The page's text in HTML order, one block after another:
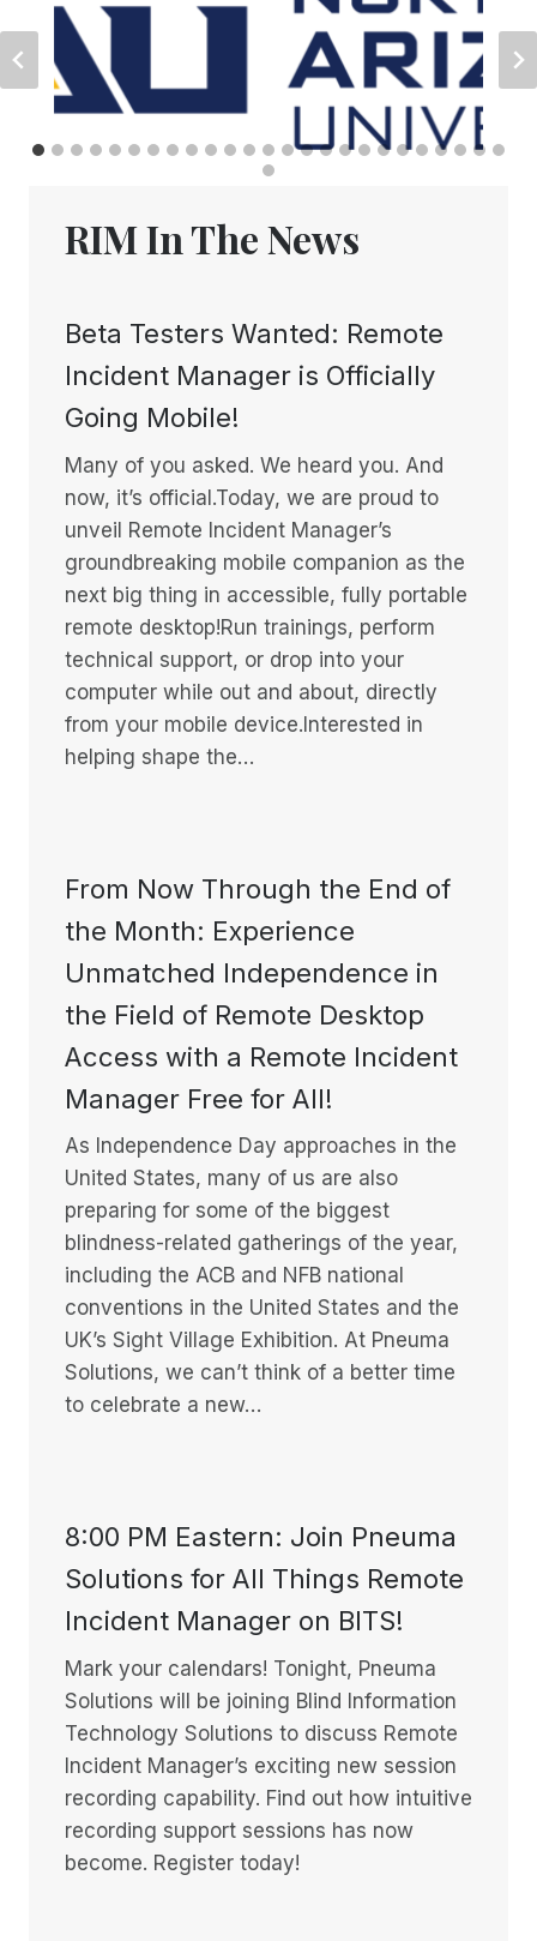
RIM In The News
Beta Testers Wanted: Remote
Incident Manager is Officially
Going Mobile!
Many of you asked. We heard you. And
now, it’s official.Today, we are proud to
unveil Remote Incident Manager’s
groundbreaking mobile companion as the
next big thing in accessible, fully portable
remote desktop!Run trainings, perform
technical support, or drop into your
computer while out and about, directly
from your mobile device.Interested in
helping shape the…
From Now Through the End of
the Month: Experience
Unmatched Independence in
the Field of Remote Desktop
Access with a Remote Incident
Manager Free for All!
As Independence Day approaches in the
United States, many of us are also
preparing for some of the biggest
blindness-related gatherings of the year,
including the ACB and NFB national
conventions in the United States and the
UK’s Sight Village Exhibition. At Pneuma
Solutions, we can’t think of a better time
to celebrate a new…
8:00 PM Eastern: Join Pneuma
Solutions for All Things Remote
Incident Manager on BITS!
Mark your calendars! Tonight, Pneuma
Solutions will be joining Blind Information
Technology Solutions to discuss Remote
Incident Manager’s exciting new session
recording capability. Find out how intuitive
recording support sessions has now
become. Register today!